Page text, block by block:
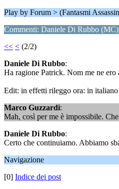
Play by Forum > (Fantasmi
Commenti: Daniele Di Rubbo
<< < (2/2)
Daniele Di Rubbo:
Ha ragione Patrick. Nom me ne ero
Edit: in effetti rileggo ora: in italiano
Marco Guzzardi:
Mah, così per me è impossibile.
Daniele Di Rubbo:
Certo che continuiamo. Abbiamo
Navigazione
[0] Indice dei post